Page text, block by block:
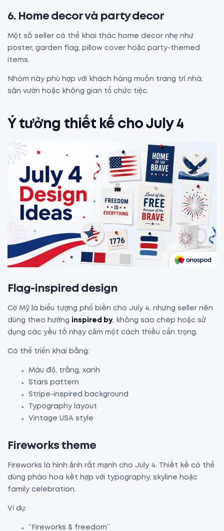
6. Home decor và party decor
Một số seller có thể khai thác home decor nhẹ như
poster, garden flag, pillow cover hoặc party-themed
items.
Nhóm này phù hợp với khách hàng muốn trang trí nhà,
sân vườn hoặc không gian tổ chức tiệc.
Ý tưởng thiết kế cho July 4
Flag-inspired design
Cờ Mỹ là biểu tượng phổ biến cho July 4, nhưng seller nên
dùng theo hướng inspired by, không sao chép hoặc sử
dụng các yếu tố nhạy cảm một cách thiếu cẩn trọng.
Có thể triển khai bằng:
Màu đỏ, trắng, xanh
Stars pattern
Stripe-inspired background
Typography layout
Vintage USA style
Fireworks theme
Fireworks là hình ảnh rất mạnh cho July 4. Thiết kế có thể
dùng pháo hoa kết hợp với typography, skyline hoặc
family celebration.
Ví dụ:
“Fireworks & freedom”